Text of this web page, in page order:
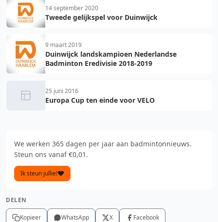
14 september 2020
Tweede gelijkspel voor Duinwijck
9 maart 2019
Duinwijck landskampioen Nederlandse
Badminton Eredivisie 2018-2019
25 juni 2016
Europa Cup ten einde voor VELO
We werken 365 dagen per jaar aan badmintonnieuws.
Steun ons vanaf €0,01.
Ik steun jullie!
DELEN
Kopieer WhatsApp X Facebook